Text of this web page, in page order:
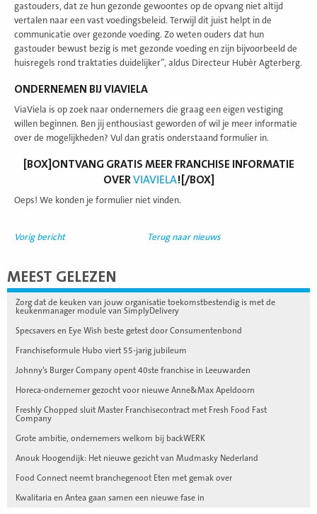
gastouders, dat ze hun gezonde gewoontes op de opvang niet altijd
vertalen naar een vast voedingsbeleid. Terwijl dit juist helpt in de
communicatie over gezonde voeding. Zo weten ouders dat hun
gastouder bewust bezig is met gezonde voeding en zijn bijvoorbeeld de
huisregels rond traktaties duidelijker”, aldus Directeur Hubèr Agterberg.
ONDERNEMEN BIJ VIAVIELA
ViaViela is op zoek naar ondernemers die graag een eigen vestiging
willen beginnen. Ben jij enthousiast geworden of wil je meer informatie
over de mogelijkheden? Vul dan gratis onderstaand formulier in.
[BOX]ONTVANG GRATIS MEER FRANCHISE INFORMATIE
OVERVIAVIELA![/BOX]
Oeps! We konden je formulier niet vinden.
Vorig bericht Terug naar nieuws
MEEST GELEZEN
Zorg dat de keuken van jouw organisatie toekomstbestendig is met de
keukenmanager module van SimplyDelivery
Specsavers en Eye Wish beste getest door Consumentenbond
Franchiseformule Hubo viert 55-jarig jubileum
Johnny’s Burger Company opent 40ste franchise in Leeuwarden
Horeca-ondernemer gezocht voor nieuwe Anne&Max Apeldoorn
Freshly Chopped sluit Master Franchisecontract met Fresh Food Fast
Company
Grote ambitie, ondernemers welkom bij backWERK
Anouk Hoogendijk: Het nieuwe gezicht van Mudmasky Nederland
Food Connect neemt branchegenoot Eten met gemak over
Kwalitaria en Antea gaan samen een nieuwe fase in